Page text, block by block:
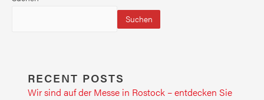
Suchen
RECENT POSTS
Wir sind auf der Messe in Rostock – entdecken Sie